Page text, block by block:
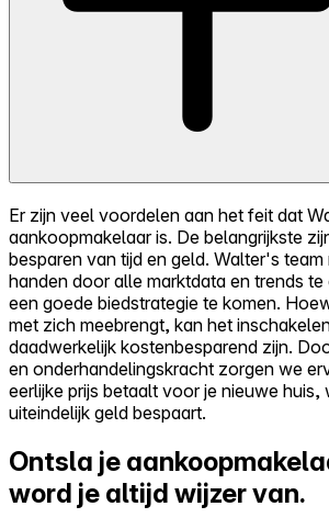
Er zijn veel voordelen aan het feit dat
aankoopmakelaar is. De belangrijkste
besparen van tijd en geld. Walter's
handen door alle marktdata en trends
een goede biedstrategie te komen.
met zich meebrengt, kan het
daadwerkelijk kostenbesparend zijn.
en onderhandelingskracht zorgen we
eerlijke prijs betaalt voor je nieuwe huis,
uiteindelijk geld bespaart.
Ontsla je
word je altijd wijzer van.